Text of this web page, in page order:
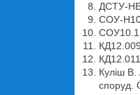
ДСТУ-
СОУ-
Куліш В.
споруд.